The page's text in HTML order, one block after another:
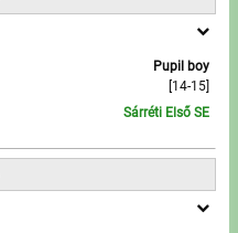
Pupil boy
[14-15]
Sárréti Első SE